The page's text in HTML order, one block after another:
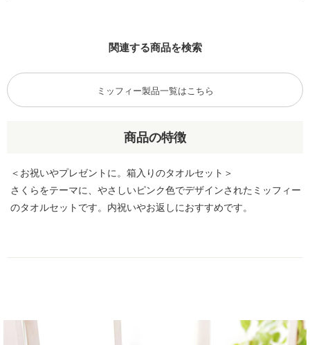
商品の特徴
＜お祝いやプレゼントに。箱入りのタオルセット＞
さくらをテーマに、やさしいピンク色でデザインされたミッフィー
のタオルセットです。内祝いやお返しにおすすめです。
関連する商品を検索
ミッフィー製品一覧はこちら